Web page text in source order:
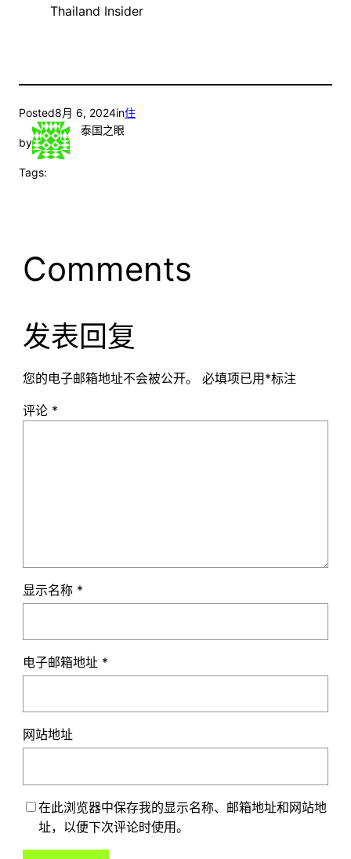
Thailand Insider
Posted8月 6, 2024in住
by
泰国之眼
Tags:
Comments
发表回复
您的电子邮箱地址不会被公开。 必填项已用 *标注
评论 *
显示名称 *
电子邮箱地址 *
网站地址
在此浏览器中保存我的显示名称、邮箱地址和网站地
址，以便下次评论时使用。